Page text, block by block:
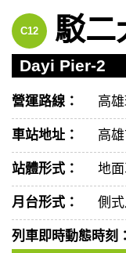
C12 駁二
Dayi Pier-2
營運路線： 高
車站地址： 高
站體形式： 地
月台形式： 側
列車即時動態時刻：